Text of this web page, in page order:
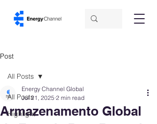
Post
All Posts
Highlight
All Posts
Armazenamento Global
Energy Channel Global
Jul 21, 2025 2 min read